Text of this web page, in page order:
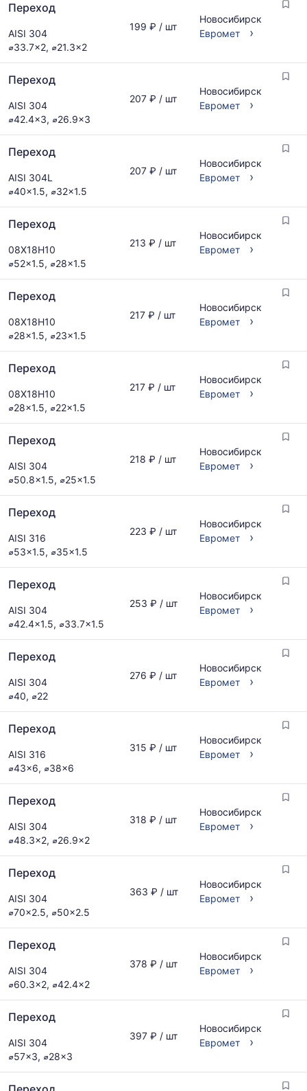
Переход
AISI 304
⌀33.7x2, ⌀21.3x2
199 ₽ / шт
Новосибирск
Евромет
›
Переход
AISI 304
⌀42.4x3, ⌀26.9x3
207 ₽ / шт
Новосибирск
Евромет
›
Переход
AISI 304L
⌀40x1.5, ⌀32x1.5
207 ₽ / шт
Новосибирск
Евромет
›
Переход
08Х18Н10
⌀52x1.5, ⌀28x1.5
213 ₽ / шт
Новосибирск
Евромет
›
Переход
08Х18Н10
⌀28x1.5, ⌀23x1.5
217 ₽ / шт
Новосибирск
Евромет
›
Переход
08Х18Н10
⌀28x1.5, ⌀22x1.5
217 ₽ / шт
Новосибирск
Евромет
›
Переход
AISI 304
⌀50.8x1.5, ⌀25x1.5
218 ₽ / шт
Новосибирск
Евромет
›
Переход
AISI 316
⌀53x1.5, ⌀35x1.5
223 ₽ / шт
Новосибирск
Евромет
›
Переход
AISI 304
⌀42.4x1.5, ⌀33.7x1.5
253 ₽ / шт
Новосибирск
Евромет
›
Переход
AISI 304
⌀40, ⌀22
276 ₽ / шт
Новосибирск
Евромет
›
Переход
AISI 316
⌀43x6, ⌀38x6
315 ₽ / шт
Новосибирск
Евромет
›
Переход
AISI 304
⌀48.3x2, ⌀26.9x2
318 ₽ / шт
Новосибирск
Евромет
›
Переход
AISI 304
⌀70x2.5, ⌀50x2.5
363 ₽ / шт
Новосибирск
Евромет
›
Переход
AISI 304
⌀60.3x2, ⌀42.4x2
378 ₽ / шт
Новосибирск
Евромет
›
Переход
AISI 304
⌀57x3, ⌀28x3
397 ₽ / шт
Новосибирск
Евромет
›